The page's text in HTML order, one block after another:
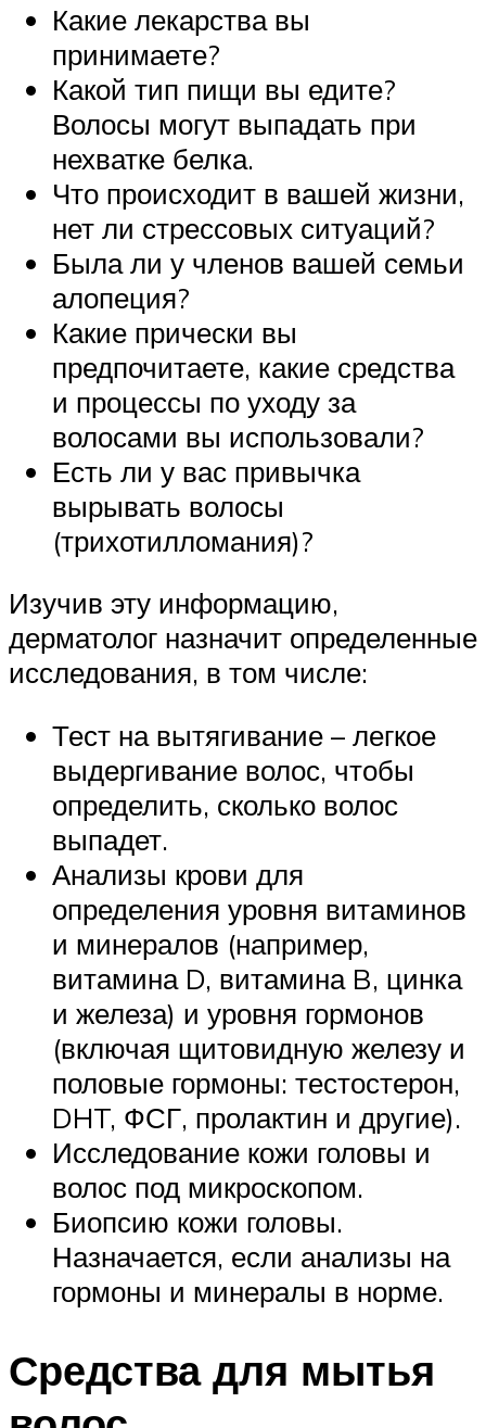
Какие лекарства вы
принимаете?
Какой тип пищи вы едите?
Волосы могут выпадать при
нехватке белка.
Что происходит в вашей жизни,
нет ли стрессовых ситуаций?
Была ли у членов вашей семьи
алопеция?
Какие прически вы
предпочитаете, какие средства
и процессы по уходу за
волосами вы использовали?
Есть ли у вас привычка
вырывать волосы
(трихотилломания)?
Изучив эту информацию,
дерматолог назначит определенные
исследования, в том числе:
Тест на вытягивание – легкое
выдергивание волос, чтобы
определить, сколько волос
выпадет.
Анализы крови для
определения уровня витаминов
и минералов (например,
витамина D, витамина B, цинка
и железа) и уровня гормонов
(включая щитовидную железу и
половые гормоны: тестостерон,
DHT, ФСГ, пролактин и другие).
Исследование кожи головы и
волос под микроскопом.
Биопсию кожи головы.
Назначается, если анализы на
гормоны и минералы в норме.
Средства для мытья